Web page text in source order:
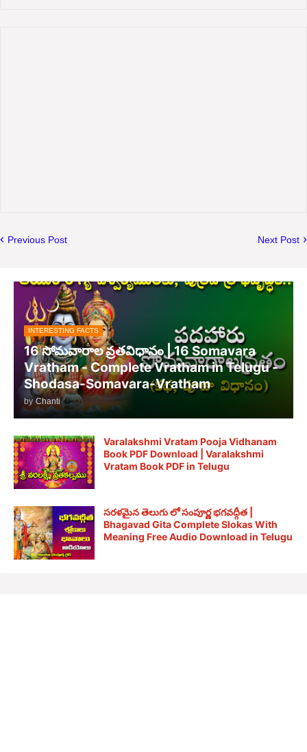
Previous Post Next Post
INTERESTING FACTS
16 సోమవారాల వ్రతవిధానం | 16 Somavara
Vratham - Complete Vratham in Telugu -
Shodasa-Somavara-Vratham
by Chanti
Varalakshmi Vratam Pooja Vidhanam
Book PDF Download | Varalakshmi
Vratam Book PDF in Telugu
సరళమైన తెలుగు లో సంపూర్ణ భగవద్గీత |
Bhagavad Gita Complete Slokas With
Meaning Free Audio Download in Telugu